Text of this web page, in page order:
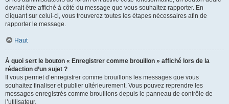
devrait être affiché à côté du message que vous souhaitez rapporter. En
cliquant sur celui-ci, vous trouverez toutes les étapes nécessaires afin de
rapporter le message.
Haut
À quoi sert le bouton « Enregistrer comme brouillon » affiché lors de la
rédaction d’un sujet ?
Il vous permet d’enregistrer comme brouillons les messages que vous
souhaitez finaliser et publier ultérieurement. Vous pouvez reprendre les
messages enregistrés comme brouillons depuis le panneau de contrôle de
l’utilisateur.